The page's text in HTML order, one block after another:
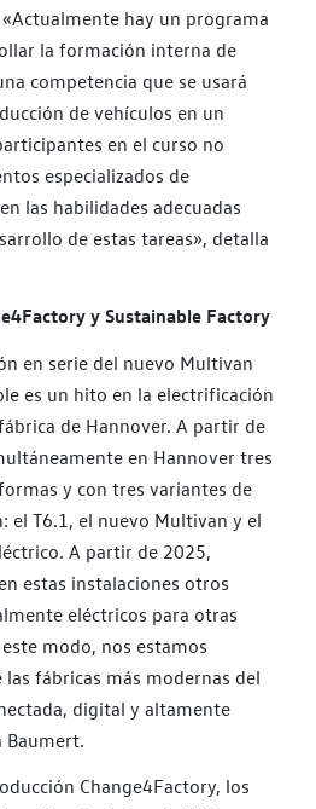
hay un programa
la formación interna de
competencia que se usará
de vehículos en un
en el curso no
especializados de
las habilidades adecuadas
de estas tareas», detalla
y Sustainable Factory
en serie del nuevo Multivan
es un hito en la electrificación
de Hannover. A partir de
en Hannover tres
y con tres variantes de
el T6.1, el nuevo Multivan y el
A partir de 2025,
estas instalaciones otros
eléctricos para otras
modo, nos estamos
fábricas más modernas del
digital y altamente
Baumert.
Change4Factory, los